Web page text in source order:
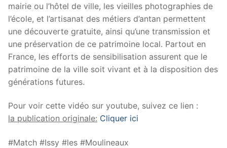
mairie ou l’hôtel de ville, les vieilles photographies de
l’école, et l’artisanat des métiers d’antan permettent
une découverte gratuite, ainsi qu’une transmission et
une préservation de ce patrimoine local. Partout en
France, les efforts de sensibilisation assurent que le
patrimoine de la ville soit vivant et à la disposition des
générations futures.
Pour voir cette vidéo sur youtube, suivez ce lien :
la publication originale: Cliquer ici
#Match #Issy #les #Moulineaux